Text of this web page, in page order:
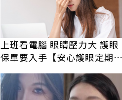
上班看電腦 眼睛壓力大 護眼
保單要入手【安心護眼定期眼